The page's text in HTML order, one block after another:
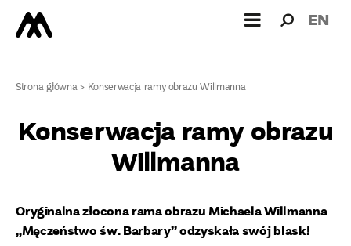
dla: EN
Strona główna> Konserwacja ramy obrazu Willmanna
Konserwacja ramy obrazu
Willmanna
Oryginalna złocona rama obrazu Michaela Willmanna
„Męczeństwo św. Barbary” odzyskała swój blask!